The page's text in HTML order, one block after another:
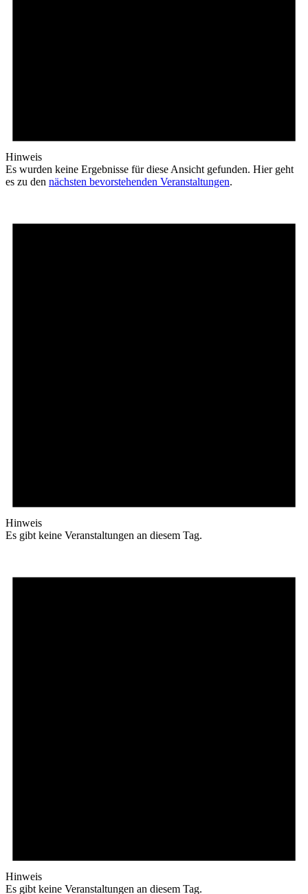
Hinweis
Es wurden keine Ergebnisse für diese Ansicht gefunden. Hier geht
es zu den nächsten bevorstehenden Veranstaltungen.
Hinweis
Es gibt keine Veranstaltungen an diesem Tag.
Hinweis
Es gibt keine Veranstaltungen an diesem Tag.